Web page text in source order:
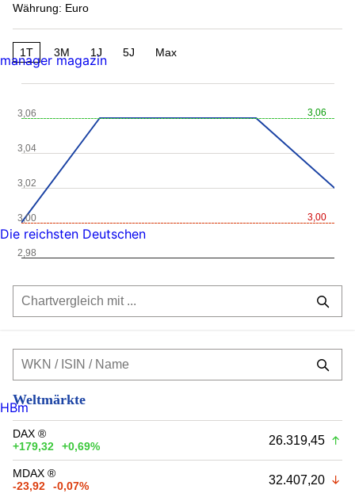
Währung: Euro
1T 3M 1J 5J Max
3,06
3,00
3,00
2,98
3,02
3,04
3,06
Weltmärkte
DAX ®
+179,32
+0,69% 26.319,45
MDAX ®
-23,92
-0,07% 32.407,20
manager magazin
Die reichsten Deutschen
HBm